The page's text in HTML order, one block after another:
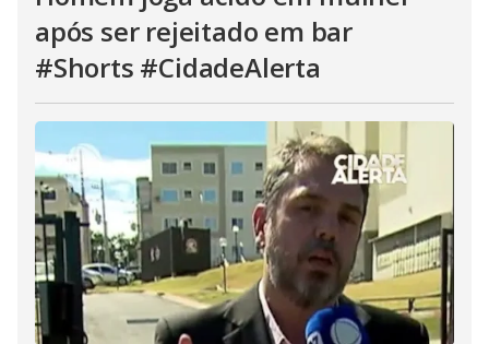
após ser rejeitado em bar
#Shorts #CidadeAlerta